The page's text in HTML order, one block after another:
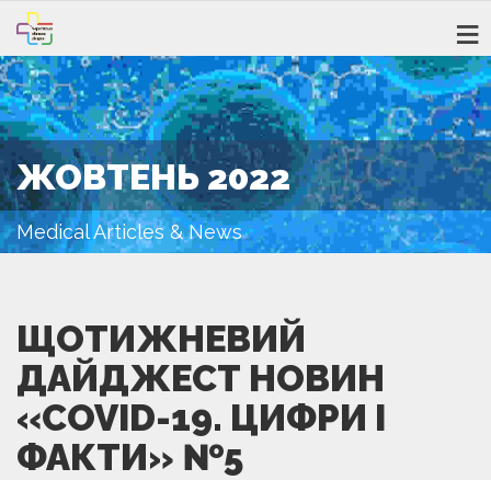
ЖОВТЕНЬ 2022
Medical Articles & News
ЩОТИЖНЕВИЙ
ДАЙДЖЕСТ НОВИН
«COVID-19. ЦИФРИ І
ФАКТИ» №5